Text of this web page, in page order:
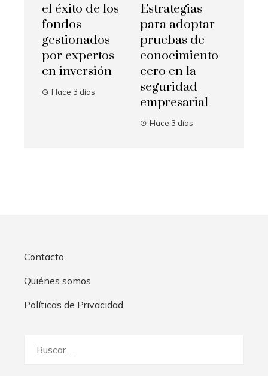
el éxito de los
fondos
gestionados
por expertos
en inversión
Hace 3 días
Estrategias
para adoptar
pruebas de
conocimiento
cero en la
seguridad
empresarial
Hace 3 días
Contacto
Quiénes somos
Políticas de Privacidad